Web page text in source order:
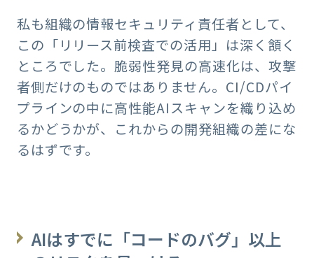
私も組織の情報セキュリティ責任者として、
この「リリース前検査での活用」は深く頷く
ところでした。脆弱性発見の高速化は、攻撃
者側だけのものではありません。CI/CDパイ
プラインの中に高性能AIスキャンを織り込め
るかどうかが、これからの開発組織の差にな
るはずです。
AIはすでに「コードのバグ」以上